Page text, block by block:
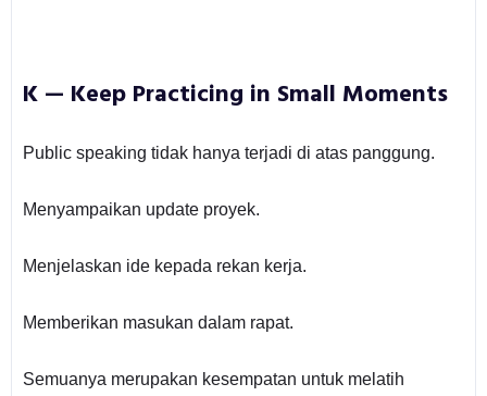
K — Keep Practicing in Small Moments
Public speaking tidak hanya terjadi di atas panggung.
Menyampaikan update proyek.
Menjelaskan ide kepada rekan kerja.
Memberikan masukan dalam rapat.
Semuanya merupakan kesempatan untuk melatih